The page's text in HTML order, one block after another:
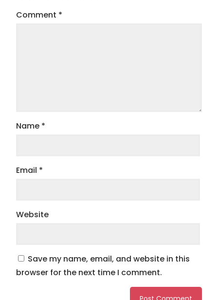
Comment *
Name *
Email *
Website
Save my name, email, and website in this
browser for the next time I comment.